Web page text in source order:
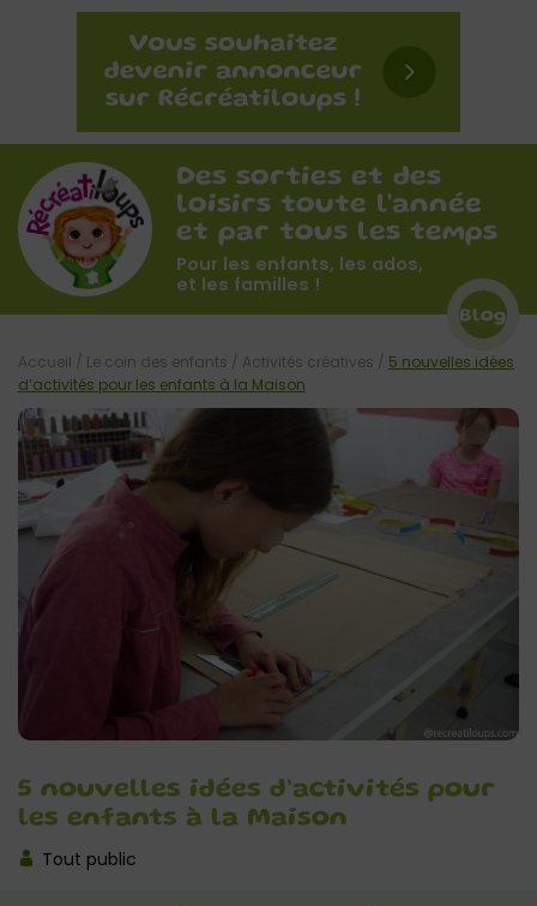
Des sorties et des
loisirs toute l'année
et par tous les temps
Pour les enfants, les ados,
et les familles !
Blog
5 nouvelles idées d’activités pour
les enfants à la Maison
Tout public
Accueil / Le coin des enfants / Activités créatives / 5 nouvelles idées
d’activités pour les enfants à la Maison